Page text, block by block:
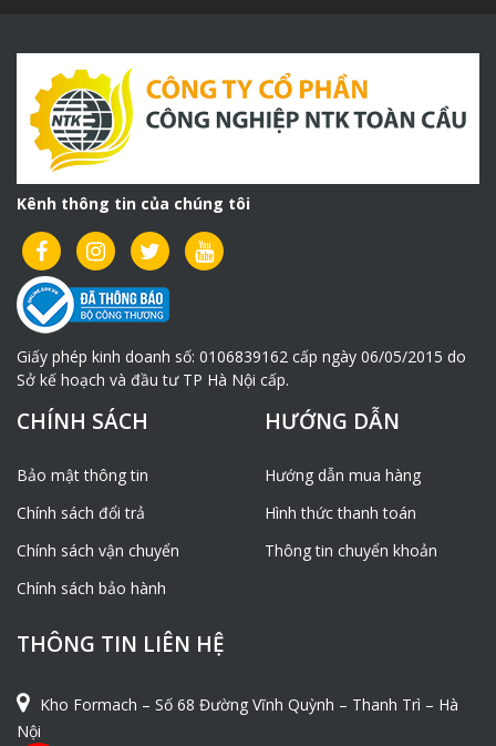
Kênh thông tin của chúng tôi
Giấy phép kinh doanh số: 0106839162 cấp ngày 06/05/2015 do
Sở kế hoạch và đầu tư TP Hà Nội cấp.
CHÍNH SÁCH
Bảo mật thông tin
Chính sách đổi trả
Chính sách vận chuyển
Chính sách bảo hành
HƯỚNG DẪN
Hướng dẫn mua hàng
Hình thức thanh toán
Thông tin chuyển khoản
THÔNG TIN LIÊN HỆ
Kho Formach – Số 68 Đường Vĩnh Quỳnh – Thanh Trì – Hà
Nội